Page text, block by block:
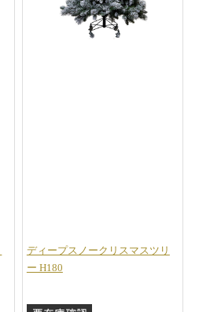
ディープスノークリスマスツリ
ー H180